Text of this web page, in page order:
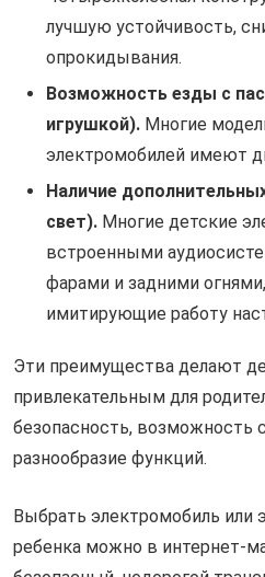
лучшую устойчивость,
опрокидывания.
Возможность езды с
игрушкой). Многие
электромобилей имеют
Наличие
свет). Многие детские
встроенными
фарами и задними
имитирующие работу
Эти преимущества делают
привлекательным для
безопасность, возможность
разнообразие функций.
Выбрать электромобиль или
ребенка можно в интернет-